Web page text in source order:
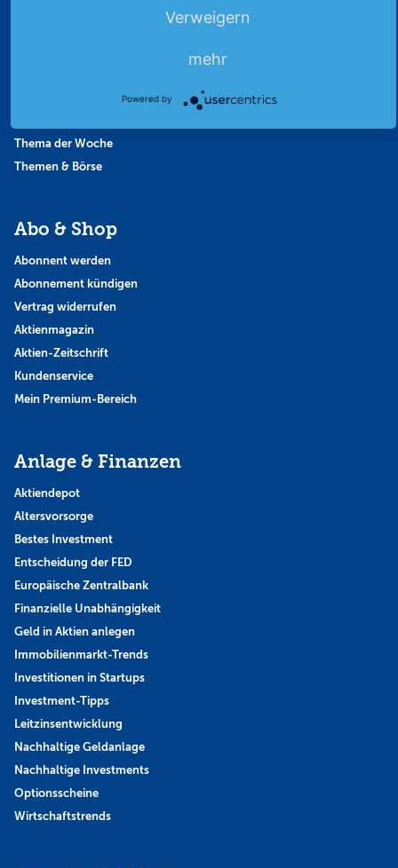
Thema der Woche
Themen & Börse
Abo & Shop
Abonnent werden
Abonnement kündigen
Vertrag widerrufen
Aktienmagazin
Aktien-Zeitschrift
Kundenservice
Mein Premium-Bereich
Anlage & Finanzen
Aktiendepot
Altersvorsorge
Bestes Investment
Entscheidung der FED
Europäische Zentralbank
Finanzielle Unabhängigkeit
Geld in Aktien anlegen
Immobilienmarkt-Trends
Investitionen in Startups
Investment-Tipps
Leitzinsentwicklung
Nachhaltige Geldanlage
Nachhaltige Investments
Optionsscheine
Wirtschaftstrends
Verweigern
mehr
Powered by